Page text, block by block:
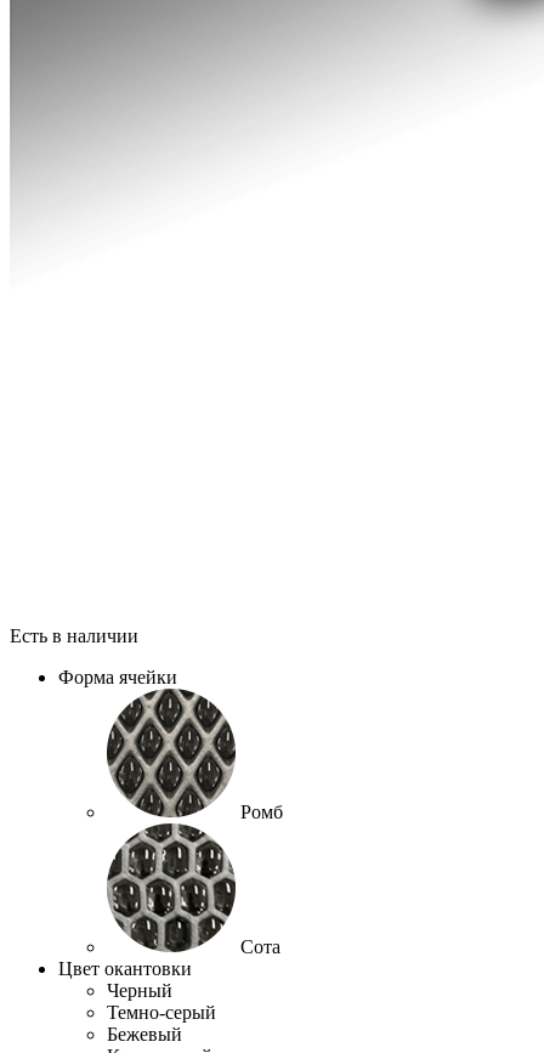
Есть в наличии
Форма ячейки
Ромб
Сота
Цвет окантовки
Черный
Темно-серый
Бежевый